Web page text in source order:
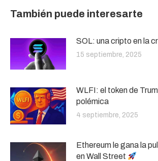
También puede interesarte
SOL: una cripto en la
15 septiembre, 2025
WLFI: el token de
polémica
4 septiembre, 2025
Ethereum le gana la
en Wall Street